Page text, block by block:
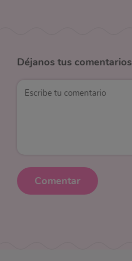
Déjanos tus comentarios
Comentar